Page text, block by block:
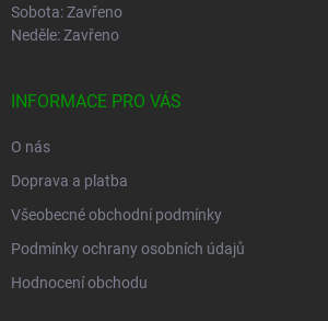
Sobota: Zavřeno
Neděle: Zavřeno
INFORMACE PRO VÁS
O nás
Doprava a platba
Všeobecné obchodní podmínky
Podmínky ochrany osobních údajů
Hodnocení obchodu